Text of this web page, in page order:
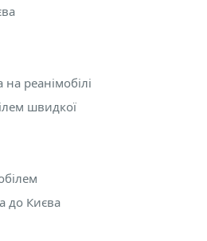
реанімобілі
швидкої
до Києва